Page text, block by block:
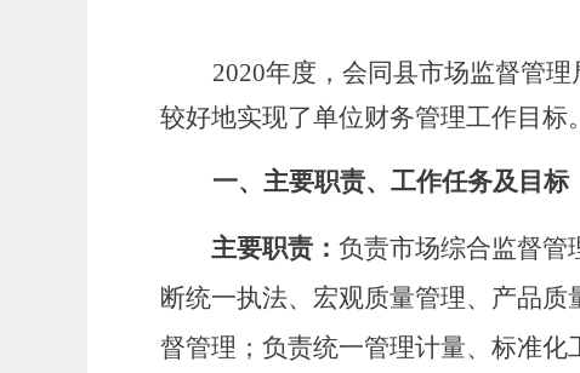
2020年度， 会同县市场监督管理
较好地实现了单位财务管理工作目标。
一、主要职责、工作任务及目标
主要职责 ： 负责市场综合监督管
断统一执法、宏观质量管理、产品
督管理；负责统一管理计量、标准化